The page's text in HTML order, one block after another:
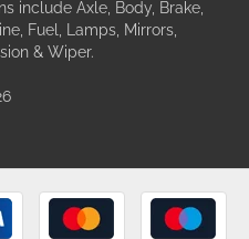
include Axle, Body, Brake,
Fuel, Lamps, Mirrors,
& Wiper.